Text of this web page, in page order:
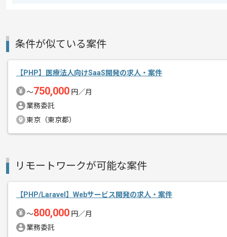
PHPを用いた開発経験を活かしたい方に
基本的にはリモートでの作業を見込んで
条件が似ている案件
【PHP】医療法人向けSaaS開発の求人・案件
〜750,000 円／月
業務委託
東京（東京都）
リモートワークが可能な案件
【PHP/Laravel】Webサービス開発の求人・案件
〜800,000 円／月
業務委託